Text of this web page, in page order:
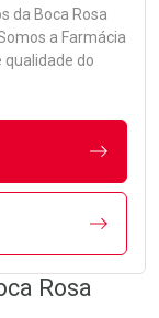
da Boca Rosa
a Farmácia
qualidade do
Rosa